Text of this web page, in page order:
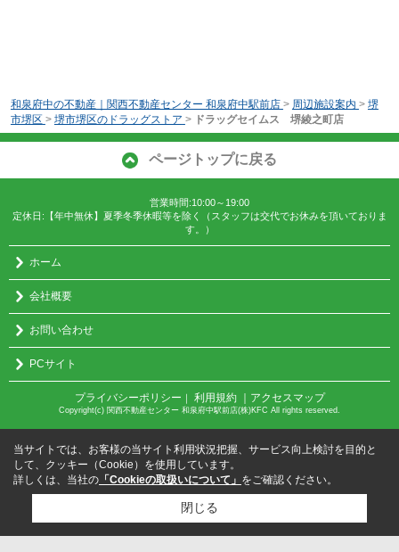
和泉府中の不動産｜関西不動産センター 和泉府中駅前店 > 周辺施設案内 > 堺
市堺区 > 堺市堺区のドラッグストア > ドラッグセイムス 堺綾之町店
ページトップに戻る
営業時間:10:00～19:00
定休日:【年中無休】夏季冬季休暇等を除く（スタッフは交代でお休みを頂いておりま
す。）
ホーム
会社概要
お問い合わせ
PCサイト
プライバシーポリシー ｜ 利用規約 ｜アクセスマップ
Copyright(c) 関西不動産センター 和泉府中駅前店(株)KFC All rights reserved.
当サイトでは、お客様の当サイト利用状況把握、サービス向上検討を目的と
して、クッキー（Cookie）を使用しています。
詳しくは、当社の 「Cookieの取扱いについて」 をご確認ください。
閉じる